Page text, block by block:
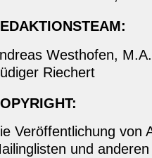
Westhofen,
Riechert
Veröffentlichung von
und